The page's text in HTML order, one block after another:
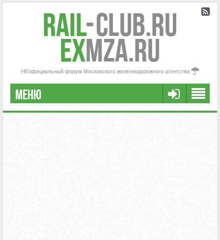
Rail-Club.RU
exMZA.RU
НЕофициальный форум Московского железнодорожного агентства
МЕНЮ
РЕГИСТРАЦИЯ